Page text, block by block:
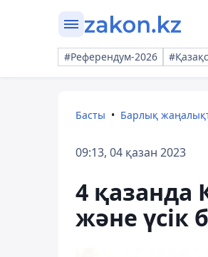
#Референдум-2026
Басты Барлық
09:13, 04 қазан 2023
4 қазанда
және үсік